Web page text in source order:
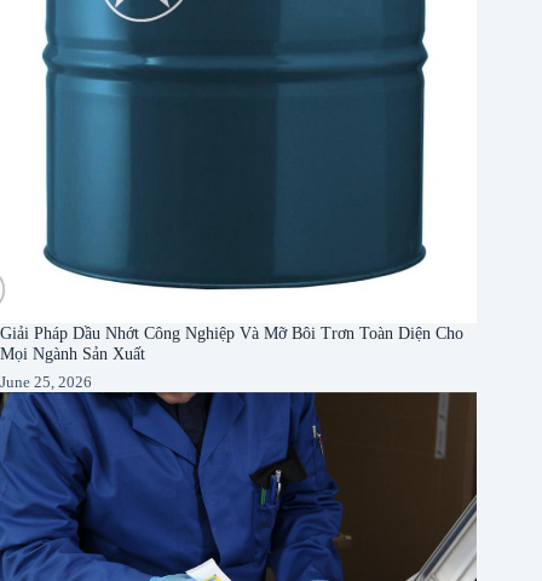
Giải Pháp Dầu Nhớt Công Nghiệp Và Mỡ Bôi Trơn Toàn Diện Cho
Mọi Ngành Sản Xuất
June 25, 2026